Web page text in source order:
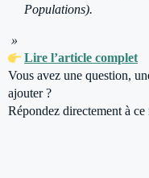
Populations).
»
Lire l’article complet
Vous avez une question,
ajouter ?
Répondez directement à ce